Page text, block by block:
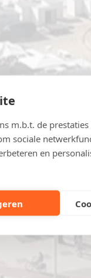
m.b.t. de
sociale
en